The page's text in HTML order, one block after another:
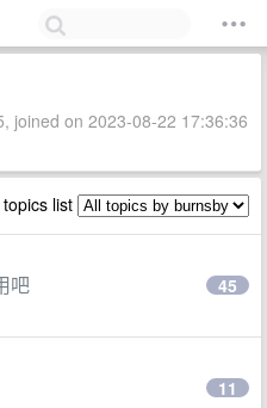
joined on 2023-08-22 17:36:36
list
吧 45
11